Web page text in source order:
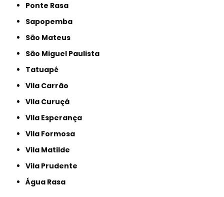
Ponte Rasa
Sapopemba
São Mateus
São Miguel Paulista
Tatuapé
Vila Carrão
Vila Curuçá
Vila Esperança
Vila Formosa
Vila Matilde
Vila Prudente
Água Rasa